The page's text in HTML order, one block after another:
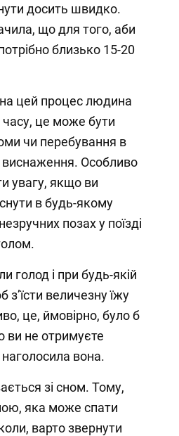
досить швидко.
що для того, аби
близько 15-20
цей процес людина
це може бути
чи перебування в
виснаження. Особливо
увагу, якщо ви
в будь-якому
позах у поїзді
голод і при будь-якій
з’їсти величезну їжу
це, ймовірно, було б
ви не отримуєте
вона.
зі сном. Тому,
яка може спати
варто звернути